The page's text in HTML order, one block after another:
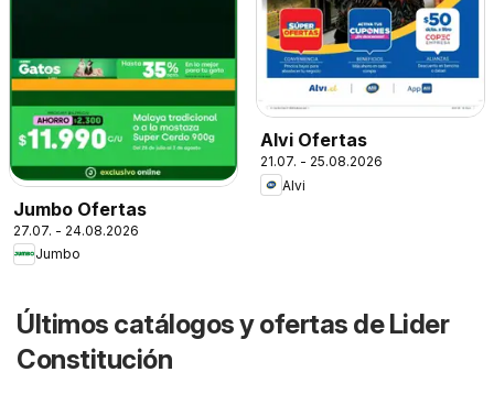
Jumbo Ofertas
27.07. - 24.08.2026
Jumbo
Alvi Ofertas
21.07. - 25.08.2026
Alvi
Últimos catálogos y ofertas de Lider
Constitución